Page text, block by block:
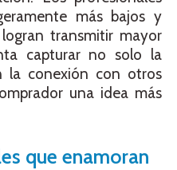
más bajos y
transmitir mayor
capturar no solo la
la conexión con otros
una idea más
que enamoran